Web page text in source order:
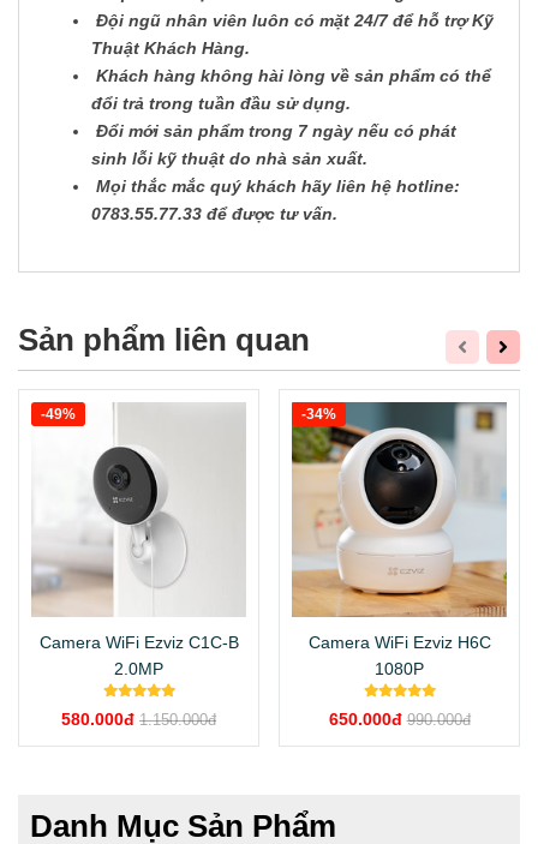
Đội ngũ nhân viên luôn có mặt 24/7 để hỗ trợ Kỹ
Thuật Khách Hàng.
Khách hàng không hài lòng về sản phẩm có thể
đổi trả trong tuần đầu sử dụng.
Đổi mới sản phẩm trong 7 ngày nếu có phát
sinh lỗi kỹ thuật do nhà sản xuất.
Mọi thắc mắc quý khách hãy liên hệ hotline:
0783.55.77.33 để được tư vấn.
Sản phẩm liên quan
Camera WiFi Ezviz C1C-B
2.0MP
580.000đ 1.150.000đ
-49%
Camera WiFi Ezviz H6C
1080P
650.000đ 990.000đ
-34%
Danh Mục Sản Phẩm